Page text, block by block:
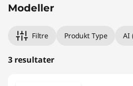
Modeller
Filtre Produkt Type AI
3 resultater